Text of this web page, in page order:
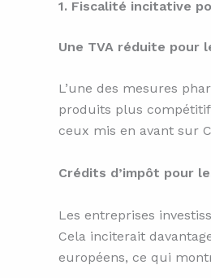
1. Fiscalité incitative
Une TVA réduite pour
L’une des mesures
produits plus
ceux mis en avant sur
Crédits d’impôt pour
Les entreprises
Cela inciterait
européens, ce qui